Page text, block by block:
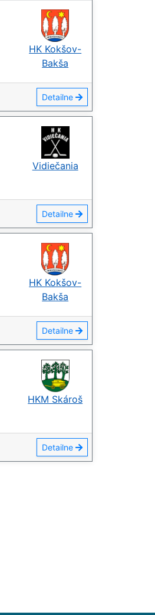
HK Kokšov-
Bakša
Detailne
Vidiečania
Detailne
HK Kokšov-
Bakša
Detailne
HKM Skároš
Detailne